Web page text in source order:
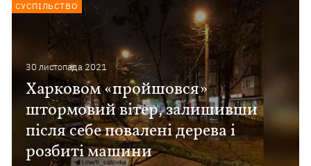
30 листопада 2021
Харковом «пройшовся»
штормовий вітер, залишивши
після себе повалені дерева і
розбиті машини
СУСПІЛЬСТВО